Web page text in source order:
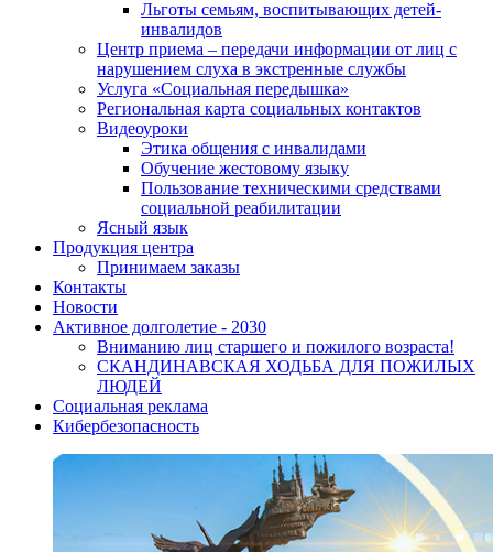
Льготы семьям, воспитывающих детей-
инвалидов
Центр приема – передачи информации от лиц с
нарушением слуха в экстренные службы
Услуга «Социальная передышка»
Региональная карта социальных контактов
Видеоуроки
Этика общения с инвалидами
Обучение жестовому языку
Пользование техническими средствами
социальной реабилитации
Ясный язык
Продукция центра
Принимаем заказы
Контакты
Новости
Активное долголетие - 2030
Вниманию лиц старшего и пожилого возраста!
CКАНДИНАВСКАЯ ХОДЬБА ДЛЯ ПОЖИЛЫХ
ЛЮДЕЙ
Социальная реклама
Кибербезопасность